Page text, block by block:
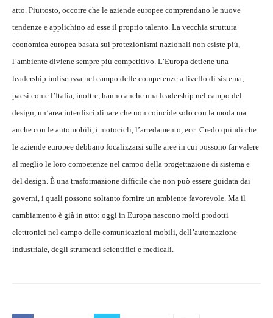
atto. Piuttosto, occorre che le aziende europee comprendano le nuove
tendenze e applichino ad esse il proprio talento. La vecchia struttura
economica europea basata sui protezionismi nazionali non esiste più,
l’ambiente diviene sempre più competitivo. L’Europa detiene una
leadership indiscussa nel campo delle competenze a livello di sistema;
paesi come l’Italia, inoltre, hanno anche una leadership nel campo del
design, un’area interdisciplinare che non coincide solo con la moda ma
anche con le automobili, i motocicli, l’arredamento, ecc. Credo quindi che
le aziende europee debbano focalizzarsi sulle aree in cui possono far valere
al meglio le loro competenze nel campo della progettazione di sistema e
del design. È una trasformazione difficile che non può essere guidata dai
governi, i quali possono soltanto fornire un ambiente favorevole. Ma il
cambiamento è già in atto: oggi in Europa nascono molti prodotti
elettronici nel campo delle comunicazioni mobili, dell’automazione
industriale, degli strumenti scientifici e medicali.